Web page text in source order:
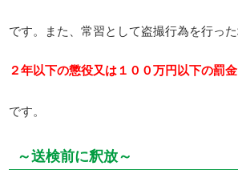
です。また、常習として盗撮行為を行った
２年以下の懲役又は１００万円以下の罰金
です。
～送検前に釈放～